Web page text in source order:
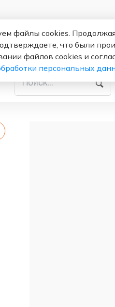
файлы cookies.
что были
файлов cookies и
персональных